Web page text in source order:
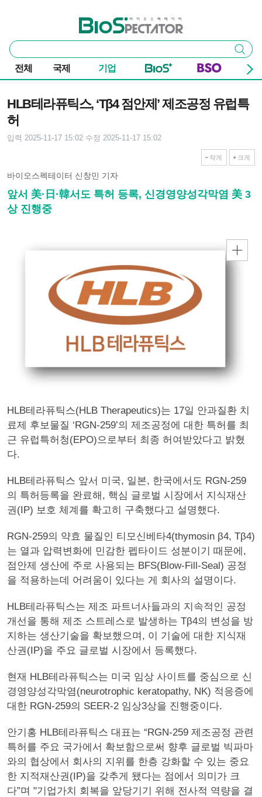
바이오스펙테이터
통
합
검
색
검색
전체 국제 기업
HLB테라퓨틱스, ‘Tβ4 점안제’ 제조공정 유럽특
허
입력 2025-11-17 15:02 수정 2025-11-17 15:02
작게 크게
바이오스펙테이터 신창민 기자
앞서 美·日·韓서도 특허 등록, 신경영양성각막염 美 3
상 진행중
HLB테라퓨틱스(HLB Therapeutics)는 17일 안과질환 치
료제 후보물질 ‘RGN-259’의 제조공정에 대한 특허를 최
근 유럽특허청(EPO)으로부터 최종 허여받았다고 밝혔
다.
HLB테라퓨틱스 앞서 미국, 일본, 한국에서도 RGN-259
의 특허등록을 완료해, 핵심 글로벌 시장에서 지식재산
권(IP) 보호 체계를 확고히 구축했다고 설명했다.
RGN-259의 약효 물질인 티모신베타4(thymosin β4, Tβ4)
는 열과 압력변화에 민감한 펩타이드 성분이기 때문에,
점안제 생산에 주로 사용되는 BFS(Blow-Fill-Seal) 공정
을 적용하는데 어려움이 있다는 게 회사의 설명이다.
HLB테라퓨틱스는 제조 파트너사들과의 지속적인 공정
개선을 통해 제조 스트레스로 발생하는 Tβ4의 변성을 방
지하는 생산기술을 확보했으며, 이 기술에 대한 지식재
산권(IP)을 주요 글로벌 시장에서 등록했다.
현재 HLB테라퓨틱스는 미국 임상 사이트를 중심으로 신
경영양성각막염(neurotrophic keratopathy, NK) 적응증에
대한 RGN-259의 SEER-2 임상3상을 진행중이다.
안기홍 HLB테라퓨틱스 대표는 “RGN-259 제조공정 관련
특허를 주요 국가에서 확보함으로써 향후 글로벌 빅파마
와의 협상에서 회사의 지위를 한층 강화할 수 있는 중요
한 지적재산권(IP)을 갖추게 됐다는 점에서 의미가 크
다”며 "기업가치 회복을 앞당기기 위해 전사적 역량을 결